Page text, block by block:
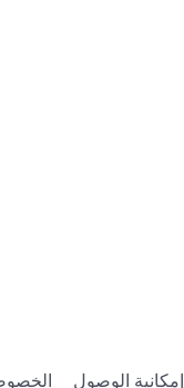
إمكانية الوصول